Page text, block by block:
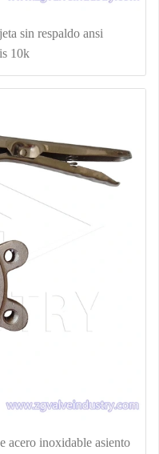
sin respaldo ansi
10k
acero inoxidable asiento